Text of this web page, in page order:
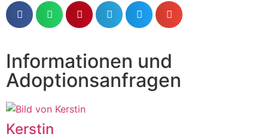
Informationen und
Adoptionsanfragen
Kerstin